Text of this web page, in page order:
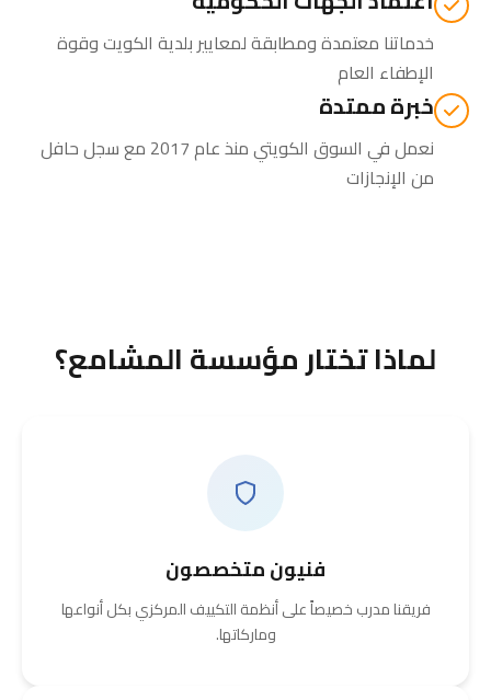
خدماتنا معتمدة ومطابقة لمعايير بلدية الكويت وقوة
الإطفاء العام
خبرة ممتدة
نعمل في السوق الكويتي منذ عام 2017 مع سجل حافل
من الإنجازات
لماذا تختار مؤسسة المشامع؟
فنيون متخصصون
فريقنا مدرب خصيصاً على أنظمة التكييف المركزي بكل أنواعها
وماركاتها.